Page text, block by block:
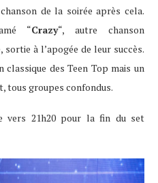
de la soirée après cela.
“Crazy“, autre chanson
à l’apogée de leur succès.
des Teen Top mais un
tous groupes confondus.
vers 21h20 pour la fin du set